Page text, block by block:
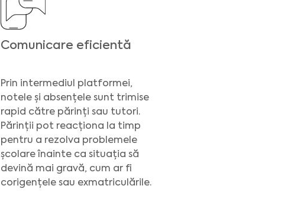
Comunicare eficientă
Prin intermediul platformei,
notele și absențele sunt trimise
rapid către părinți sau tutori.
Părinții pot reacționa la timp
pentru a rezolva problemele
școlare înainte ca situația să
devină mai gravă, cum ar fi
corigențele sau exmatriculările.